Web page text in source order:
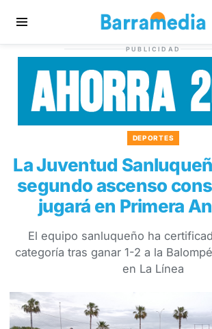
PUBLICIDAD
DEPORTES
La Juventud
segundo ascenso
jugará en Primera
El equipo sanluqueño ha
categoría tras ganar 1-2 a la
en La Línea